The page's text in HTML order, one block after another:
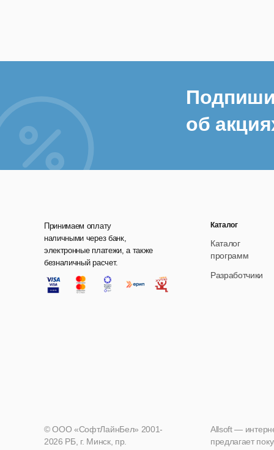
об
Принимаем оплату
наличными через банк,
электронные платежи, а также
безналичный расчет.
Каталог
Каталог
программ
Разработчики
Allsoft —
предлагает
© ООО «СофтЛайнБел» 2001-
2026 РБ, г. Минск, пр.